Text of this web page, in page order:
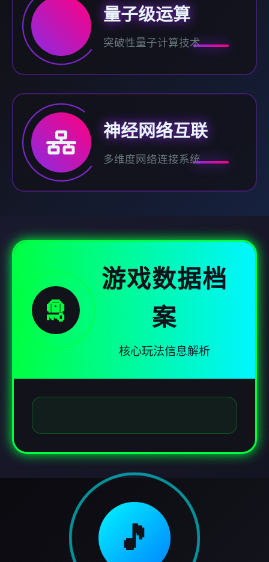
量子级运算
突破性量子计算技术
神经网络互联
多维度网络连接系统
🛅
游戏数据档
案
核心玩法信息解析
🎵